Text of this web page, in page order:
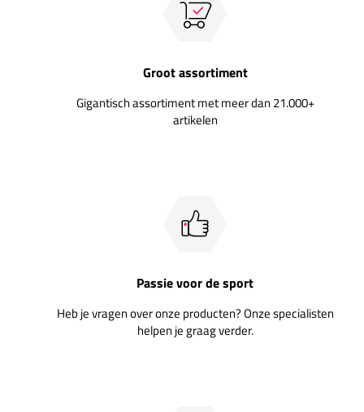
Groot assortiment
Gigantisch assortiment met meer dan 21.000+
artikelen
Passie voor de sport
Heb je vragen over onze producten? Onze specialisten
helpen je graag verder.